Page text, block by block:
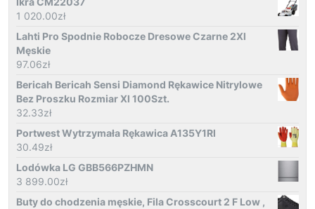
1 020.00zł
Lahti Pro Spodnie Robocze Dresowe Czarne 2Xl
Męskie
97.06zł
Bericah Bericah Sensi Diamond Rękawice Nitrylowe
Bez Proszku Rozmiar Xl 100Szt.
32.33zł
Portwest Wytrzymała Rękawica A135Y1Rl
30.49zł
Lodówka LG GBB566PZHMN
3 899.00zł
Buty do chodzenia męskie, Fila Crosscourt 2 F Low ,